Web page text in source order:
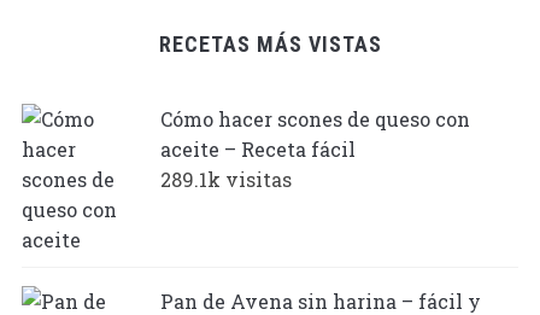
RECETAS MÁS VISTAS
Cómo hacer scones de queso con
aceite – Receta fácil
289.1k visitas
Pan de Avena sin harina – fácil y